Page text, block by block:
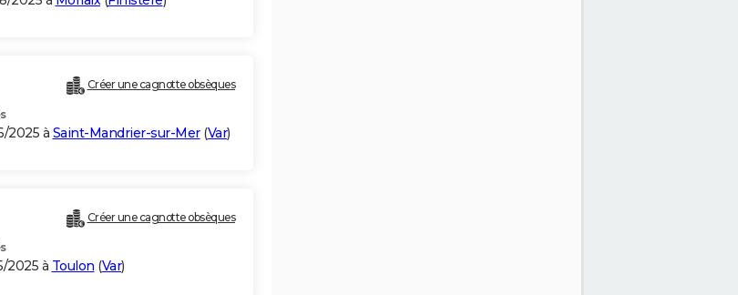
Créer une cagnotte obsèques
2025 à Saint-Mandrier-sur-Mer(Var)
Créer une cagnotte obsèques
2025 à Toulon (Var)